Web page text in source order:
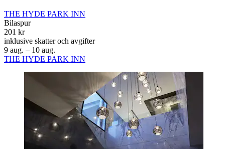
THE HYDE PARK INN
Bilaspur
201 kr
inklusive skatter och avgifter
9 aug. – 10 aug.
THE HYDE PARK INN